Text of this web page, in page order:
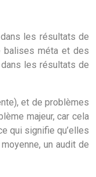
les résultats de
balises méta et des
les résultats de
et de problèmes
majeur, car cela
qui signifie qu’elles
un audit de